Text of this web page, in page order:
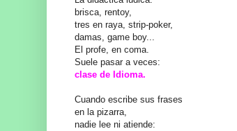
brisca, rentoy,
tres en raya, strip-poker,
damas, game boy...
El profe, en coma.
Suele pasar a veces:
clase de Idioma.
Cuando escribe sus frases
en la pizarra,
nadie lee ni atiende: